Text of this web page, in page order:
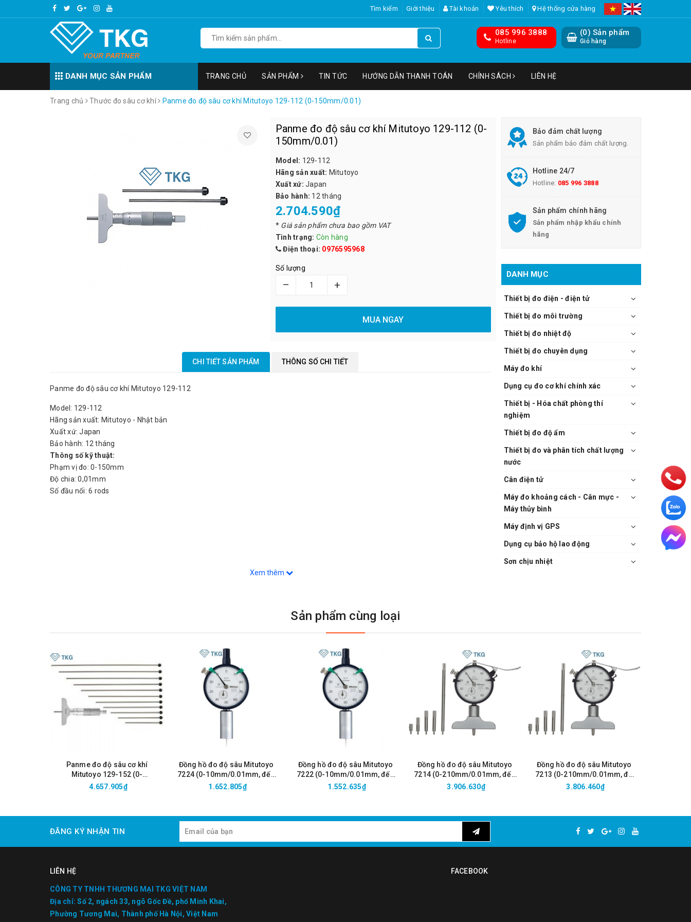
Tìm kiếm Giới thiệu Tài khoản Yêu thích Hệ thống cửa hàng
(0) Sản phẩm
Giỏ hàng
085 996 3888
Hotline
DANH MỤC SẢN PHẨM TRANG CHỦ SẢN PHẨM TIN TỨC HƯỚNG DẪN THANH TOÁN CHÍNH SÁCH LIÊN HỆ
Trang chủ Thước đo sâu cơ khí Panme đo độ sâu cơ khí Mitutoyo 129-112 (0-150mm/0.01)
Panme đo độ sâu cơ khí Mitutoyo 129-112 (0-
150mm/0.01)
Model: 129-112
Hãng sản xuất: Mitutoyo
Xuất xứ: Japan
Bảo hành: 12 tháng
2.704.590₫
* Giá sản phẩm chưa bao gồm VAT
Tình trạng: Còn hàng
Điện thoại: 0976595968
Số lượng
– +
MUA NGAY
CHI TIẾT SẢN PHẨM THÔNG SỐ CHI TIẾT
Panme đo độ sâu cơ khí Mitutoyo 129-112
Model: 129-112
Hãng sản xuất: Mitutoyo - Nhật bản
Xuất xứ: Japan
Bảo hành: 12 tháng
Thông số kỹ thuật:
Phạm vị đo: 0-150mm
Độ chia: 0,01mm
Số đầu nối: 6 rods
Xem thêm
Bảo đảm chất lượng
Sản phẩm bảo đảm chất lượng.
Hotline 24/7
Hotline: 085 996 3888
Sản phẩm chính hãng
Sản phẩm nhập khẩu chính
hãng
DANH MỤC
Thiết bị đo điện - điện tử
Thiết bị đo môi trường
Thiết bị đo nhiệt độ
Thiết bị đo chuyên dụng
Máy đo khí
Dụng cụ đo cơ khí chính xác
Thiết bị - Hóa chất phòng thí
nghiệm
Thiết bị đo độ ẩm
Thiết bị đo và phân tích chất lượng
nước
Cân điện tử
Máy đo khoảng cách - Cân mực -
Máy thủy bình
Máy định vị GPS
Dụng cụ bảo hộ lao động
Sơn chịu nhiệt
Sản phẩm cùng loại
Panme đo độ sâu cơ khí
Mitutoyo 129-152 (0-
300mm/0.01)
4.657.905₫
Đồng hồ đo độ sâu Mitutoyo
7224 (0-10mm/0.01mm, đến
tròn Ø40mm)
1.652.805₫
Đồng hồ đo độ sâu Mitutoyo
7222 (0-10mm/0.01mm, đến
tròn Ø16xmm)
1.552.635₫
Đồng hồ đo độ sâu Mitutoyo
7214 (0-210mm/0.01mm, đến
101.6mm)
3.906.630₫
Đồng hồ đo độ sâu Mitutoyo
7213 (0-210mm/0.01mm, đế
63.5mm)
3.806.460₫
ĐĂNG KÝ NHẬN TIN
LIÊN HỆ
CÔNG TY TNHH THƯƠNG MẠI TKG VIỆT NAM
Địa chỉ: Số 2, ngách 33, ngõ Gốc Đề, phố Minh Khai,
Phường Tương Mai, Thành phố Hà Nội, Việt Nam
FACEBOOK